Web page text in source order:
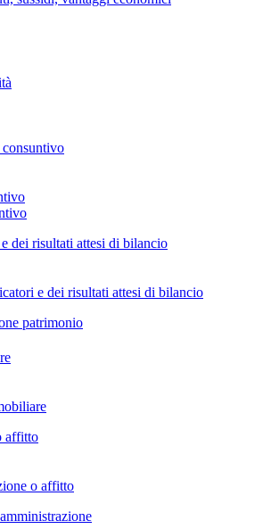
dei risultati attesi di bilancio
e dei risultati attesi di bilancio
patrimonio
affitto
o affitto